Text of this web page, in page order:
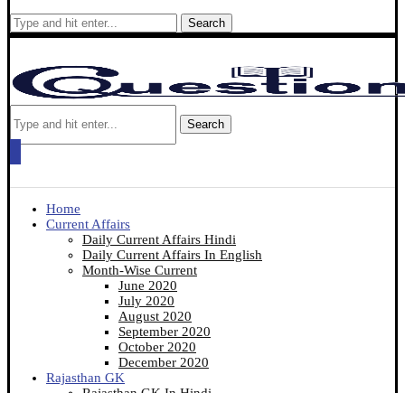
Search
Search
Home
Current Affairs
Daily Current Affairs Hindi
Daily Current Affairs In English
Month-Wise Current
June 2020
July 2020
August 2020
September 2020
October 2020
December 2020
Rajasthan GK